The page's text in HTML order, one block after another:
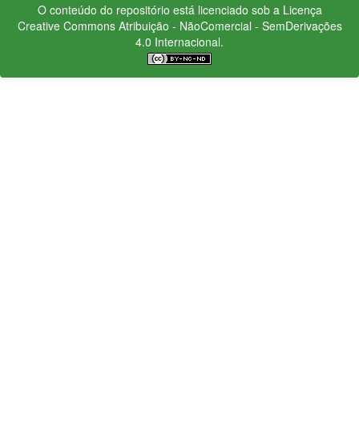
O conteúdo do repositório está licenciado sob a Licença
Creative CommonsAtribuição - NãoComercial - SemDerivações
4.0 Internacional.